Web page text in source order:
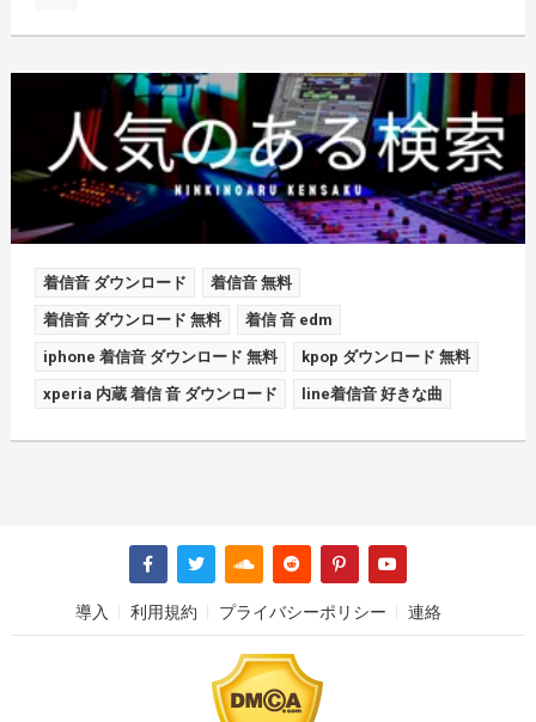
着信音 ダウンロード 着信音 無料
着信音 ダウンロード 無料 着信 音 edm
iphone 着信音 ダウンロード 無料 kpop ダウンロード 無料
xperia 内蔵 着信 音 ダウンロード line着信音 好きな曲
導入 利用規約 プライバシーポリシー 連絡